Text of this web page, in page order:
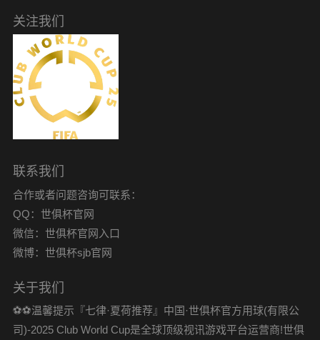
关注我们
联系我们
合作或者问题咨询可联系：
QQ：世俱杯官网
微信：世俱杯官网入口
微博：世俱杯sjb官网
关于我们
⚽️⚽️温馨提示『七律·夏荷推荐』中国·世俱杯官方用球(有限公
司)-2025 Club World Cup是全球顶级视讯游戏平台运营商!世俱